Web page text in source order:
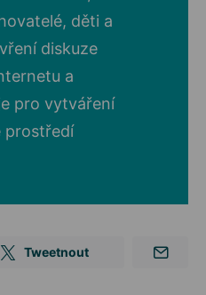
děti a
diskuze
a
pro vytváření
prostředí
Tweetnout